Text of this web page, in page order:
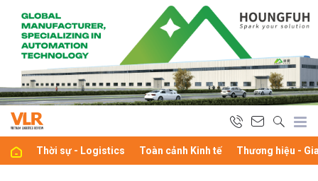
Thời sự - Logistics Toàn cảnh Kinh tế Thương hiệu -